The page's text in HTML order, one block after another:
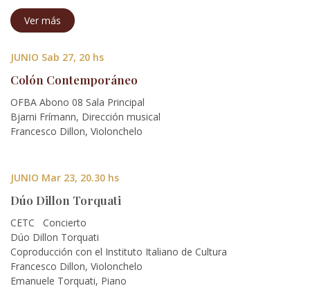
Ver más
JUNIO Sab 27, 20 hs
Colón Contemporáneo
OFBA Abono 08 Sala Principal
Bjarni Frímann, Dirección musical
Francesco Dillon, Violonchelo
JUNIO Mar 23, 20.30 hs
Dúo Dillon Torquati
CETC Concierto
Dúo Dillon Torquati
Coproducción con el Instituto Italiano de Cultura
Francesco Dillon, Violonchelo
Emanuele Torquati, Piano